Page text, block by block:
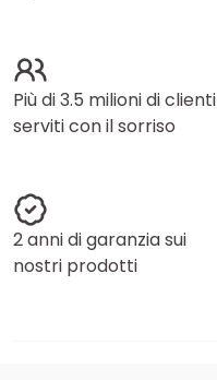
Più di 3.5 milioni di clienti
serviti con il sorriso
2 anni di garanzia sui
nostri prodotti